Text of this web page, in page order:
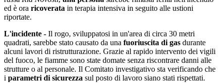
ed è ora ricoverata in terapia intensiva in seguito alle ustioni
riportate.
L'incidente - Il rogo, sviluppatosi in un'area di circa 30 metri
quadrati, sarebbe stato causato da una fuoriuscita di gas durante
alcuni lavori di ristrutturazione. Grazie al rapido intervento dei vigili
del fuoco, le fiamme sono state domate senza riscontrare danni alle
strutture o al personale. Il Comitato investigativo sta verificando che
i parametri di sicurezza sul posto di lavoro siano stati rispettati.